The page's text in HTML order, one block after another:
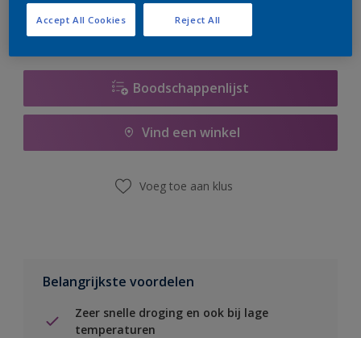
Boodschappenlijst
Vind een winkel
Voeg toe aan klus
Belangrijkste voordelen
Zeer snelle droging en ook bij lage
temperaturen
Reject All
Accept All Cookies